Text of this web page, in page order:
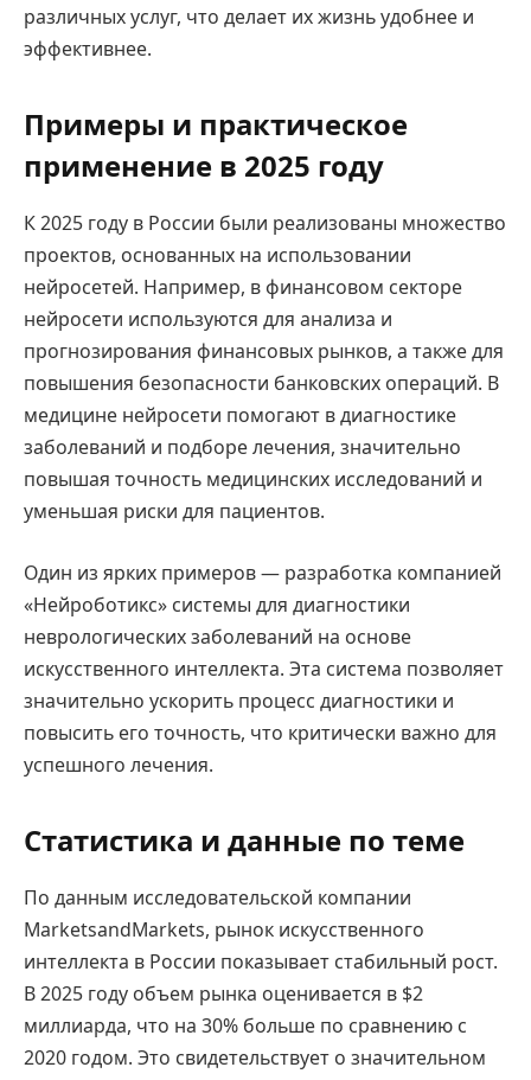
различных услуг, что делает их жизнь удобнее и
эффективнее.
Примеры и практическое
применение в 2025 году
К 2025 году в России были реализованы множество
проектов, основанных на использовании
нейросетей. Например, в финансовом секторе
нейросети используются для анализа и
прогнозирования финансовых рынков, а также для
повышения безопасности банковских операций. В
медицине нейросети помогают в диагностике
заболеваний и подборе лечения, значительно
повышая точность медицинских исследований и
уменьшая риски для пациентов.
Один из ярких примеров — разработка компанией
«Нейроботикс» системы для диагностики
неврологических заболеваний на основе
искусственного интеллекта. Эта система позволяет
значительно ускорить процесс диагностики и
повысить его точность, что критически важно для
успешного лечения.
Статистика и данные по теме
По данным исследовательской компании
MarketsandMarkets, рынок искусственного
интеллекта в России показывает стабильный рост.
В 2025 году объем рынка оценивается в $2
миллиарда, что на 30% больше по сравнению с
2020 годом. Это свидетельствует о значительном